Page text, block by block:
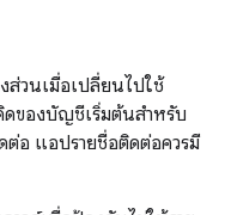
ส่วนเมื่อเปลี่ยนไปใช้
ของบัญชีเริ่มต้นสำหรับ
ต่อ แอปรายชื่อติดต่อควรมี